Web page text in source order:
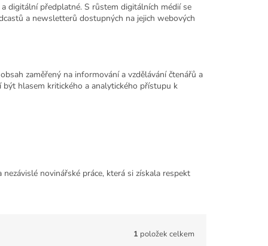
digitální předplatné. S růstem digitálních médií se
a newsletterů dostupných na jejich webových
zaměřený na informování a vzdělávání čtenářů a
hlasem kritického a analytického přístupu k
novinářské práce, která si získala respekt
1 položek celkem